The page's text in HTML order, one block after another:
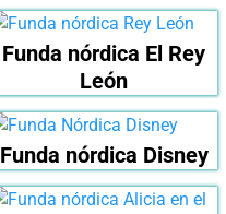
Funda nórdica El Rey
León
Funda nórdica Disney